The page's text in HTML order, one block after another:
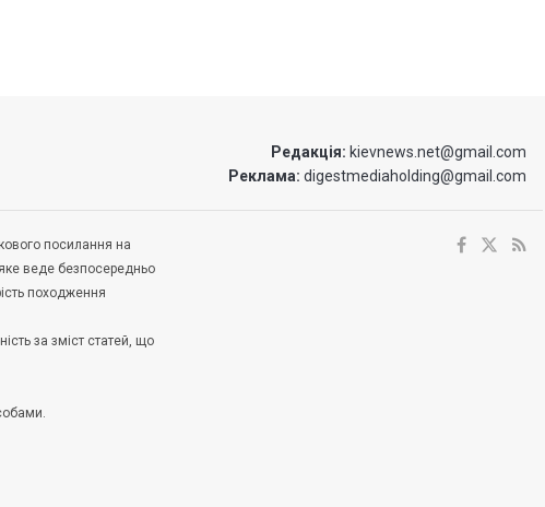
Редакція: kievnews.net@gmail.com
Реклама: digestmediaholding@gmail.com
посилання на
веде безпосередньо
походження
за зміст статей, що